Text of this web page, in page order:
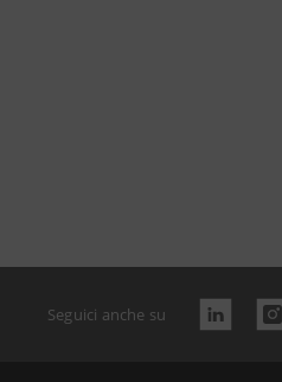
Seguici anche su